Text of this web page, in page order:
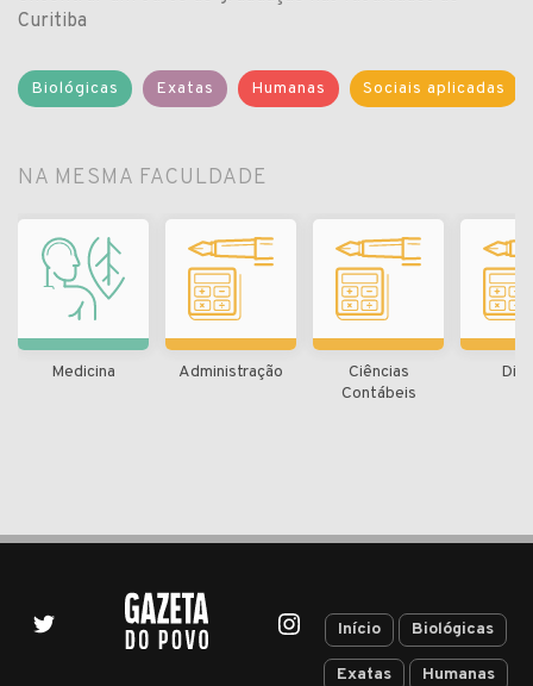
Curitiba
Biológicas Exatas Humanas Sociais aplicadas
NA MESMA FACULDADE
Medicina Administração
Ciências
Contábeis
Início Biológicas
Exatas Humanas